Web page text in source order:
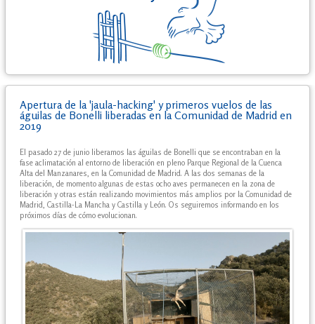
Apertura de la 'jaula-hacking' y primeros vuelos de las
águilas de Bonelli liberadas en la Comunidad de Madrid en
2019
El pasado 27 de junio liberamos las águilas de Bonelli que se encontraban en la
fase aclimatación al entorno de liberación en pleno Parque Regional de la Cuenca
Alta del Manzanares, en la Comunidad de Madrid. A las dos semanas de la
liberación, de momento algunas de estas ocho aves permanecen en la zona de
liberación y otras están realizando movimientos más amplios por la Comunidad de
Madrid, Castilla-La Mancha y Castilla y León. Os seguiremos informando en los
próximos días de cómo evolucionan.